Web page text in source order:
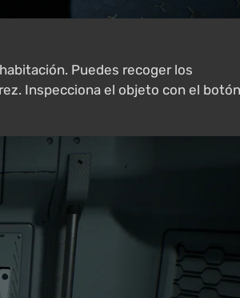
Puedes recoger los
Inspecciona el objeto con el botón